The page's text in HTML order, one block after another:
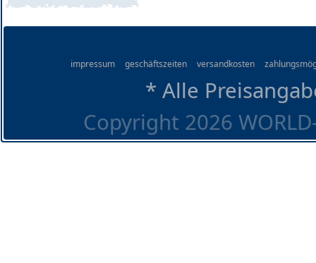
impressum geschäftszeiten versandkosten
* Alle
Copyright 2026